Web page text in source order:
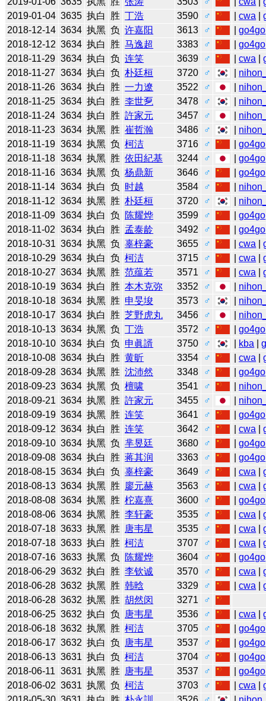
2019-01-04 3635 执白 胜 丁浩 3590 ♂ |cwa |
2018-12-14 3634 执黑 负 许嘉阳 3613 ♂ |go4go
2018-12-12 3634 执白 胜 马逸超 3383 ♂ |go4go
2018-11-29 3634 执白 负 连笑 3639 ♂ |cwa |
2018-11-27 3634 执白 负 朴廷桓 3720 ♂
2018-11-26 3634 执白 胜 一力遼 3522 ♂
2018-11-25 3634 执白 胜 李世乭 3478 ♂
2018-11-24 3634 执白 胜 許家元 3457 ♂
2018-11-23 3634 执黑 胜 崔哲瀚 3486 ♂
2018-11-19 3634 执黑 负 柯洁 3716 ♂ |go4go
2018-11-18 3634 执黑 胜 依田紀基 3244 ♂ |go4go
2018-11-16 3634 执黑 负 杨鼎新 3646 ♂ |go4go
2018-11-14 3634 执白 负 时越 3584 ♂
2018-11-12 3634 执黑 胜 朴廷桓 3720 ♂
2018-11-09 3634 执白 负 陈耀烨 3599 ♂ |go4go
2018-11-02 3634 执白 胜 孟泰龄 3492 ♂ |go4go
2018-10-31 3634 执黑 负 辜梓豪 3655 ♂ |cwa |
2018-10-29 3634 执白 负 柯洁 3715 ♂ |cwa |
2018-10-27 3634 执黑 胜 范蕴若 3571 ♂ |cwa |
2018-10-19 3634 执白 胜 本木克弥 3352 ♂
2018-10-18 3634 执黑 胜 申旻埈 3573 ♂
2018-10-17 3634 执白 胜 芝野虎丸 3456 ♂
2018-10-13 3634 执黑 负 丁浩 3572 ♂ |go4go
2018-10-10 3634 执白 负 申眞諝 3750 ♂ kba |
2018-10-08 3634 执白 胜 黄昕 3354 ♂ |cwa |
2018-09-28 3634 执黑 胜 沈沛然 3348 ♂ |go4go
2018-09-23 3634 执黑 负 檀啸 3541 ♂
2018-09-21 3634 执黑 胜 許家元 3455 ♂
2018-09-19 3634 执黑 胜 连笑 3641 ♂ |go4go
2018-09-12 3634 执白 胜 连笑 3642 ♂ |cwa |
2018-09-10 3634 执黑 负 芈昱廷 3680 ♂ |go4go
2018-09-08 3634 执白 胜 蒋其润 3363 ♂ |go4go
2018-08-15 3634 执白 负 辜梓豪 3649 ♂ |cwa |
2018-08-13 3634 执黑 胜 廖元赫 3563 ♂ |cwa |
2018-08-08 3634 执黑 胜 柁嘉熹 3600 ♂ |go4go
2018-08-06 3634 执黑 胜 李轩豪 3535 ♂ |cwa |
2018-07-18 3633 执黑 胜 唐韦星 3535 ♂ |cwa |
2018-07-18 3633 执白 胜 柯洁 3707 ♂ |cwa |
2018-07-16 3633 执黑 负 陈耀烨 3604 ♂ |go4go
2018-06-29 3632 执白 胜 李钦诚 3570 ♂ |cwa |
2018-06-28 3632 执黑 胜 韩晗 3329 ♂ |cwa |
2018-06-28 3632 执黑 胜 胡然闵 3271
♂
2018-06-25 3632 执白 负 唐韦星 3536 ♂ |cwa |
2018-06-18 3632 执黑 胜 柯洁 3705 ♂ |go4go
2018-06-17 3632 执白 负 唐韦星 3537 ♂ |go4go
2018-06-13 3631 执白 负 柯洁 3704 ♂ |go4go
2018-06-11 3631 执黑 胜 唐韦星 3537 ♂ |go4go
2018-06-02 3631 执黑 负 柯洁 3703 ♂ |cwa |